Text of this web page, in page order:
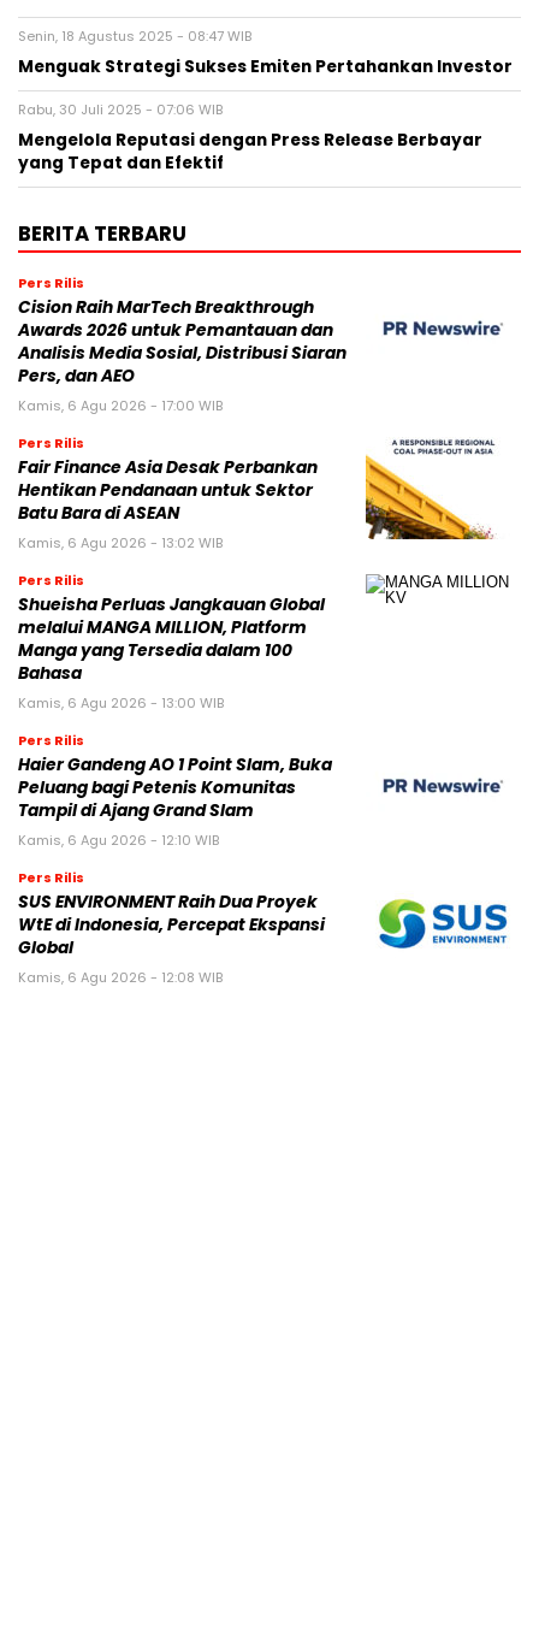
Senin, 18 Agustus 2025 - 08:47 WIB
Menguak Strategi Sukses Emiten Pertahankan Investor
Rabu, 30 Juli 2025 - 07:06 WIB
Mengelola Reputasi dengan Press Release Berbayar
yang Tepat dan Efektif
BERITA TERBARU
Pers Rilis
Cision Raih MarTech Breakthrough
Awards 2026 untuk Pemantauan dan
Analisis Media Sosial, Distribusi Siaran
Pers, dan AEO
Kamis, 6 Agu 2026 - 17:00 WIB
Pers Rilis
Fair Finance Asia Desak Perbankan
Hentikan Pendanaan untuk Sektor
Batu Bara di ASEAN
Kamis, 6 Agu 2026 - 13:02 WIB
Pers Rilis
Shueisha Perluas Jangkauan Global
melalui MANGA MILLION, Platform
Manga yang Tersedia dalam 100
Bahasa
Kamis, 6 Agu 2026 - 13:00 WIB
Pers Rilis
Haier Gandeng AO 1 Point Slam, Buka
Peluang bagi Petenis Komunitas
Tampil di Ajang Grand Slam
Kamis, 6 Agu 2026 - 12:10 WIB
Pers Rilis
SUS ENVIRONMENT Raih Dua Proyek
WtE di Indonesia, Percepat Ekspansi
Global
Kamis, 6 Agu 2026 - 12:08 WIB